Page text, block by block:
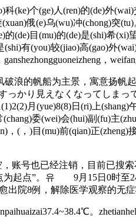
个(ge)人(ren)的(de)外(wai)
俄(e)乌(wu)冲(chong)突
(de)目(mu)的(de)是(shi)希
有(you)较(jiao)高(gao)外
，
的帆船为主景，寓意扬帆
っかり見えなくなってしま
(yue)8(8)日(ri)上(shang)午
委(wei)会(hui)副(fu)主
(，)目(mu)前(qian)正
号也已经注销，目前已搜
起点”。유 9月15日0时至
院8例，解除医学观察的无症
。